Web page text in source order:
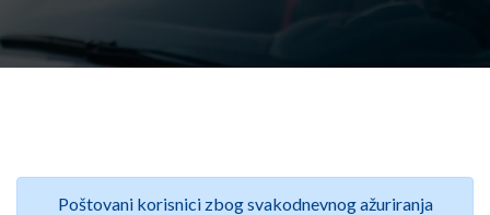
Poštovani korisnici zbog svakodnevnog ažuriranja